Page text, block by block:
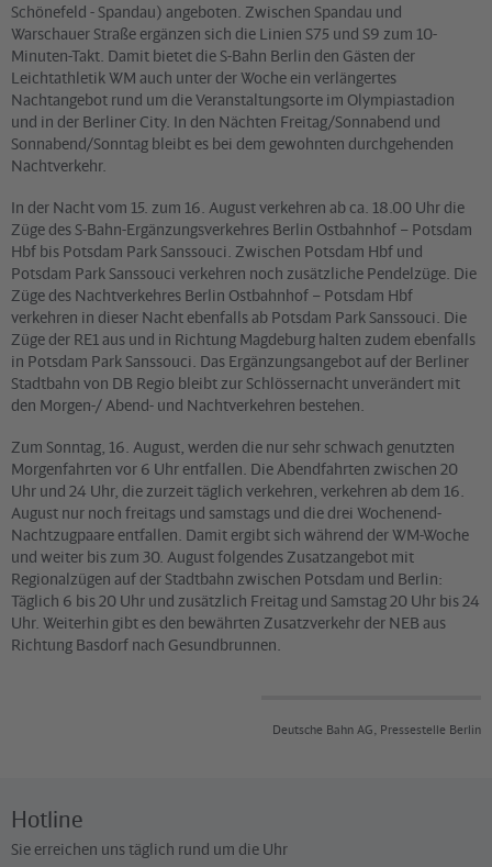
Schönefeld - Spandau) angeboten. Zwischen Spandau und
Warschauer Straße ergänzen sich die Linien S75 und S9 zum 10-
Minuten-Takt. Damit bietet die S-Bahn Berlin den Gästen der
Leichtathletik WM auch unter der Woche ein verlängertes
Nachtangebot rund um die Veranstaltungsorte im Olympiastadion
und in der Berliner City. In den Nächten Freitag/Sonnabend und
Sonnabend/Sonntag bleibt es bei dem gewohnten durchgehenden
Nachtverkehr.
In der Nacht vom 15. zum 16. August verkehren ab ca. 18.00 Uhr die
Züge des S-Bahn-Ergänzungsverkehres Berlin Ostbahnhof – Potsdam
Hbf bis Potsdam Park Sanssouci. Zwischen Potsdam Hbf und
Potsdam Park Sanssouci verkehren noch zusätzliche Pendelzüge. Die
Züge des Nachtverkehres Berlin Ostbahnhof – Potsdam Hbf
verkehren in dieser Nacht ebenfalls ab Potsdam Park Sanssouci. Die
Züge der RE1 aus und in Richtung Magdeburg halten zudem ebenfalls
in Potsdam Park Sanssouci. Das Ergänzungsangebot auf der Berliner
Stadtbahn von DB Regio bleibt zur Schlössernacht unverändert mit
den Morgen-/ Abend- und Nachtverkehren bestehen.
Zum Sonntag, 16. August, werden die nur sehr schwach genutzten
Morgenfahrten vor 6 Uhr entfallen. Die Abendfahrten zwischen 20
Uhr und 24 Uhr, die zurzeit täglich verkehren, verkehren ab dem 16.
August nur noch freitags und samstags und die drei Wochenend-
Nachtzugpaare entfallen. Damit ergibt sich während der WM-Woche
und weiter bis zum 30. August folgendes Zusatzangebot mit
Regionalzügen auf der Stadtbahn zwischen Potsdam und Berlin:
Täglich 6 bis 20 Uhr und zusätzlich Freitag und Samstag 20 Uhr bis 24
Uhr. Weiterhin gibt es den bewährten Zusatzverkehr der NEB aus
Richtung Basdorf nach Gesundbrunnen.
Deutsche Bahn AG, Pressestelle Berlin
Hotline
Sie erreichen uns täglich rund um die Uhr